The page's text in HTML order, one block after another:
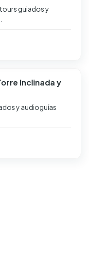
guiados y
Inclinada y
y audioguías